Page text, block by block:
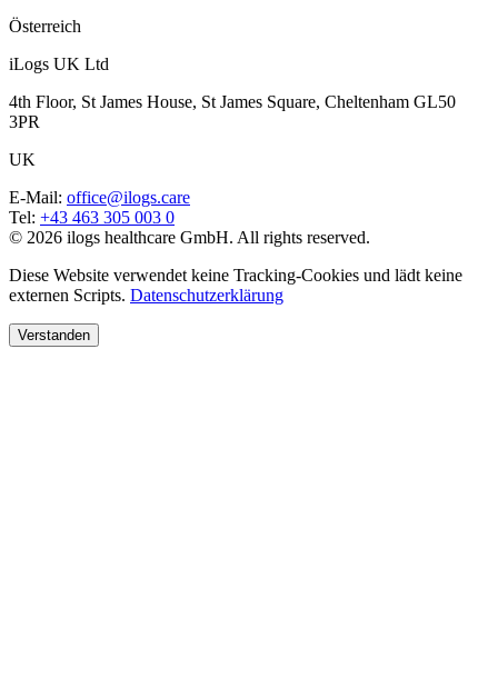
Österreich
iLogs UK Ltd
4th Floor, St James House, St James Square, Cheltenham GL50
3PR
UK
E-Mail: office@ilogs.care
Tel: +43 463 305 003 0
© 2026 ilogs healthcare GmbH. All rights reserved.
Diese Website verwendet keine Tracking-Cookies und lädt keine
externen Scripts. Datenschutzerklärung
Verstanden